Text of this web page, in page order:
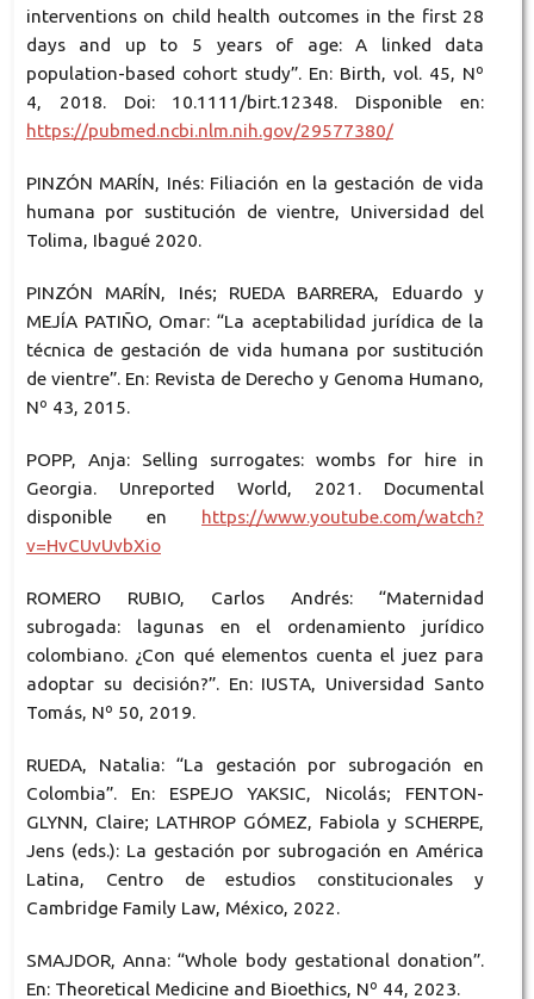
interventions on child health outcomes in the first 28
days and up to 5 years of age: A linked data
population-based cohort study”. En: Birth, vol. 45, Nº
4, 2018. Doi: 10.1111/birt.12348. Disponible en:
https://pubmed.ncbi.nlm.nih.gov/29577380/
PINZÓN MARÍN, Inés: Filiación en la gestación de vida
humana por sustitución de vientre, Universidad del
Tolima, Ibagué 2020.
PINZÓN MARÍN, Inés; RUEDA BARRERA, Eduardo y
MEJÍA PATIÑO, Omar: “La aceptabilidad jurídica de la
técnica de gestación de vida humana por sustitución
de vientre”. En: Revista de Derecho y Genoma Humano,
Nº 43, 2015.
POPP, Anja: Selling surrogates: wombs for hire in
Georgia. Unreported World, 2021. Documental
disponible en https://www.youtube.com/watch?
v=HvCUvUvbXio
ROMERO RUBIO, Carlos Andrés: “Maternidad
subrogada: lagunas en el ordenamiento jurídico
colombiano. ¿Con qué elementos cuenta el juez para
adoptar su decisión?”. En: IUSTA, Universidad Santo
Tomás, Nº 50, 2019.
RUEDA, Natalia: “La gestación por subrogación en
Colombia”. En: ESPEJO YAKSIC, Nicolás; FENTON-
GLYNN, Claire; LATHROP GÓMEZ, Fabiola y SCHERPE,
Jens (eds.): La gestación por subrogación en América
Latina, Centro de estudios constitucionales y
Cambridge Family Law, México, 2022.
SMAJDOR, Anna: “Whole body gestational donation”.
En: Theoretical Medicine and Bioethics, Nº 44, 2023.